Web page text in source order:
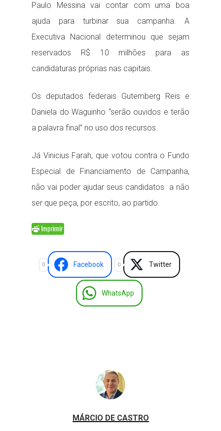
Paulo Messina vai contar com uma boa
ajuda para turbinar sua campanha. A
Executiva Nacional determinou que sejam
reservados R$ 10 milhões para as
candidaturas próprias nas capitais.
Os deputados federais Gutemberg Reis e
Daniela do Waguinho “serão ouvidos e terão
a palavra final” no uso dos recursos.
Já Vinicius Farah, que votou contra o Fundo
Especial de Financiamento de Campanha,
não vai poder ajudar seus candidatos a não
ser que peça, por escrito, ao partido.
0 Facebook 0 Twitter
WhatsApp
MÁRCIO DE CASTRO